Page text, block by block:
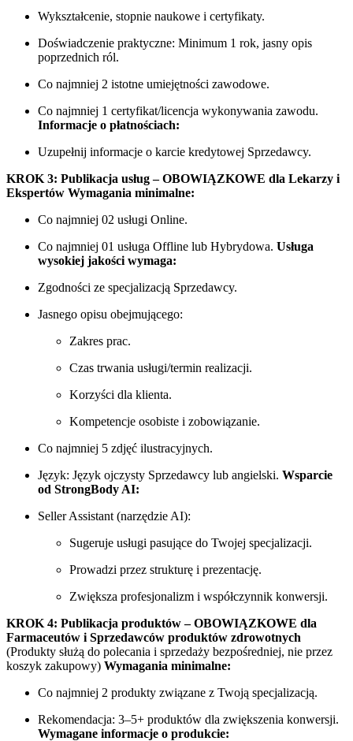
Wykształcenie, stopnie naukowe i certyfikaty.
Doświadczenie praktyczne: Minimum 1 rok, jasny opis
poprzednich ról.
Co najmniej 2 istotne umiejętności zawodowe.
Co najmniej 1 certyfikat/licencja wykonywania zawodu.
Informacje o płatnościach:
Uzupełnij informacje o karcie kredytowej Sprzedawcy.
KROK 3: Publikacja usług – OBOWIĄZKOWE dla Lekarzy i
Ekspertów Wymagania minimalne:
Co najmniej 02 usługi Online.
Co najmniej 01 usługa Offline lub Hybrydowa. Usługa
wysokiej jakości wymaga:
Zgodności ze specjalizacją Sprzedawcy.
Jasnego opisu obejmującego:
Zakres prac.
Czas trwania usługi/termin realizacji.
Korzyści dla klienta.
Kompetencje osobiste i zobowiązanie.
Co najmniej 5 zdjęć ilustracyjnych.
Język: Język ojczysty Sprzedawcy lub angielski. Wsparcie
od StrongBody AI:
Seller Assistant (narzędzie AI):
Sugeruje usługi pasujące do Twojej specjalizacji.
Prowadzi przez strukturę i prezentację.
Zwiększa profesjonalizm i współczynnik konwersji.
KROK 4: Publikacja produktów – OBOWIĄZKOWE dla
Farmaceutów i Sprzedawców produktów zdrowotnych
(Produkty służą do polecania i sprzedaży bezpośredniej, nie przez
koszyk zakupowy) Wymagania minimalne:
Co najmniej 2 produkty związane z Twoją specjalizacją.
Rekomendacja: 3–5+ produktów dla zwiększenia konwersji.
Wymagane informacje o produkcie: